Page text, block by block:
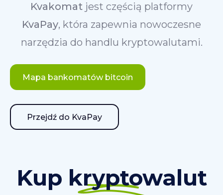
Kvakomat jest częścią platformy
KvaPay, która zapewnia nowoczesne
narzędzia do handlu kryptowalutami.
Mapa bankomatów bitcoin
Przejdź do KvaPay
Kup kryptowalut